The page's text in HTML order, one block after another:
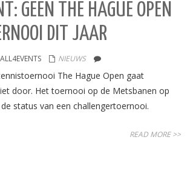
GEEN THE HAGUE OPEN
DIT JAAR
ALL4EVENTS NIEUWS
The Hague Open gaat
door. Het toernooi op de Metsbanen op
status van een challengertoernooi.
READ MORE >>